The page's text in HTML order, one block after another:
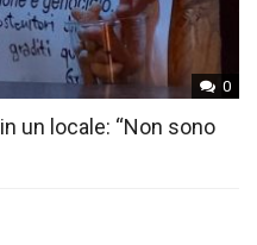
0
un locale: “Non sono